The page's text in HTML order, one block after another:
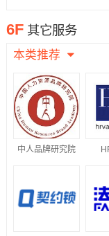
6F 其它服务
本类推荐
中人品牌研究院